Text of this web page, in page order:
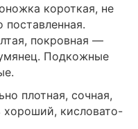
короткая, не
поставленная.
покровная —
Подкожные
плотная, сочная,
хороший, кисловато-